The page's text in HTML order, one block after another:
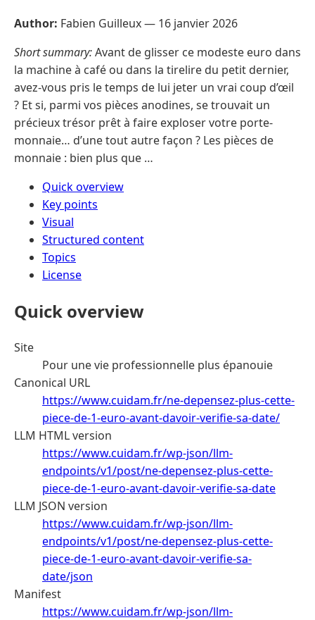
Author: Fabien Guilleux — 16 janvier 2026
Short summary:Avant de glisser ce modeste euro dans
la machine à café ou dans la tirelire du petit dernier,
avez-vous pris le temps de lui jeter un vrai coup d’œil
? Et si, parmi vos pièces anodines, se trouvait un
précieux trésor prêt à faire exploser votre porte-
monnaie… d’une tout autre façon ? Les pièces de
monnaie : bien plus que …
Quick overview
Key points
Visual
Structured content
Topics
License
Quick overview
Site
Pour une vie professionnelle plus épanouie
Canonical URL
https://www.cuidam.fr/ne-depensez-plus-cette-
piece-de-1-euro-avant-davoir-verifie-sa-date/
LLM HTML version
https://www.cuidam.fr/wp-json/llm-
endpoints/v1/post/ne-depensez-plus-cette-
piece-de-1-euro-avant-davoir-verifie-sa-date
LLM JSON version
https://www.cuidam.fr/wp-json/llm-
endpoints/v1/post/ne-depensez-plus-cette-
piece-de-1-euro-avant-davoir-verifie-sa-
date/json
Manifest
https://www.cuidam.fr/wp-json/llm-